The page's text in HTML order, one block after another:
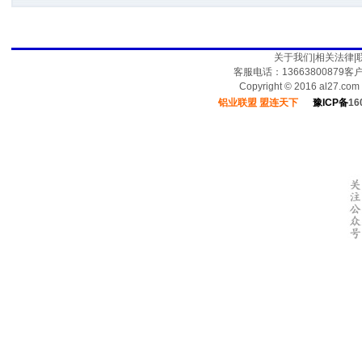
关于我们 相关法律|
客服电话：13663800879客
Copyright © 2016
铝业联盟 盟连天下
豫ICP备